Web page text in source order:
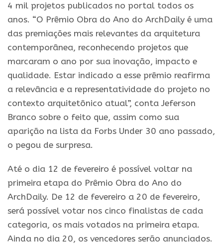
4 mil projetos publicados no portal todos os
anos. “O Prêmio Obra do Ano do ArchDaily é uma
das premiações mais relevantes da arquitetura
contemporânea, reconhecendo projetos que
marcaram o ano por sua inovação, impacto e
qualidade. Estar indicado a esse prêmio reafirma
a relevância e a representatividade do projeto no
contexto arquitetônico atual”, conta Jeferson
Branco sobre o feito que, assim como sua
aparição na lista da Forbs Under 30 ano passado,
o pegou de surpresa.
Até o dia 12 de fevereiro é possível voltar na
primeira etapa do Prêmio Obra do Ano do
ArchDaily. De 12 de fevereiro a 20 de fevereiro,
será possível votar nos cinco finalistas de cada
categoria, os mais votados na primeira etapa.
Ainda no dia 20, os vencedores serão anunciados.